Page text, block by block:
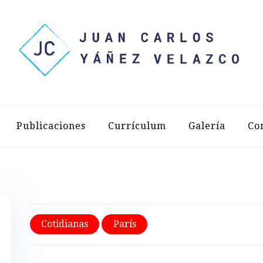
YÁÑEZ
Publicaciones Currículum Galería
Cotidianas París